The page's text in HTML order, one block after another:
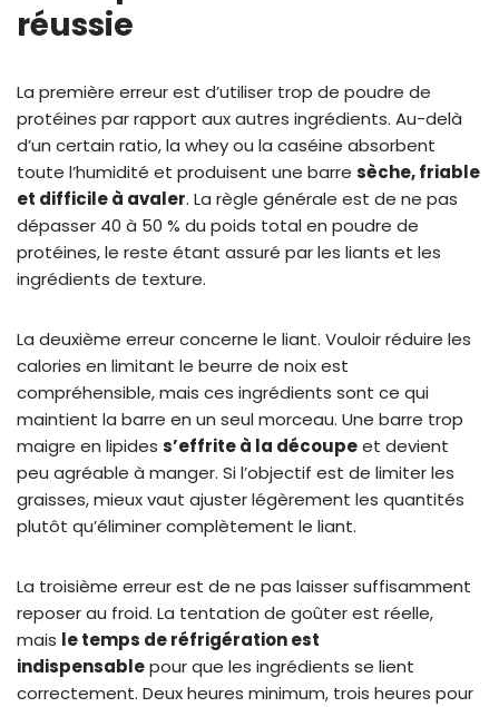
réussie
La première erreur est d’utiliser trop de poudre de
protéines par rapport aux autres ingrédients. Au-delà
d’un certain ratio, la whey ou la caséine absorbent
toute l’humidité et produisent une barre sèche, friable
et difficile à avaler. La règle générale est de ne pas
dépasser 40 à 50 % du poids total en poudre de
protéines, le reste étant assuré par les liants et les
ingrédients de texture.
La deuxième erreur concerne le liant. Vouloir réduire les
calories en limitant le beurre de noix est
compréhensible, mais ces ingrédients sont ce qui
maintient la barre en un seul morceau. Une barre trop
maigre en lipides s’effrite à la découpeet devient
peu agréable à manger. Si l’objectif est de limiter les
graisses, mieux vaut ajuster légèrement les quantités
plutôt qu’éliminer complètement le liant.
La troisième erreur est de ne pas laisser suffisamment
reposer au froid. La tentation de goûter est réelle,
mais le temps de réfrigération est
indispensablepour que les ingrédients se lient
correctement. Deux heures minimum, trois heures pour